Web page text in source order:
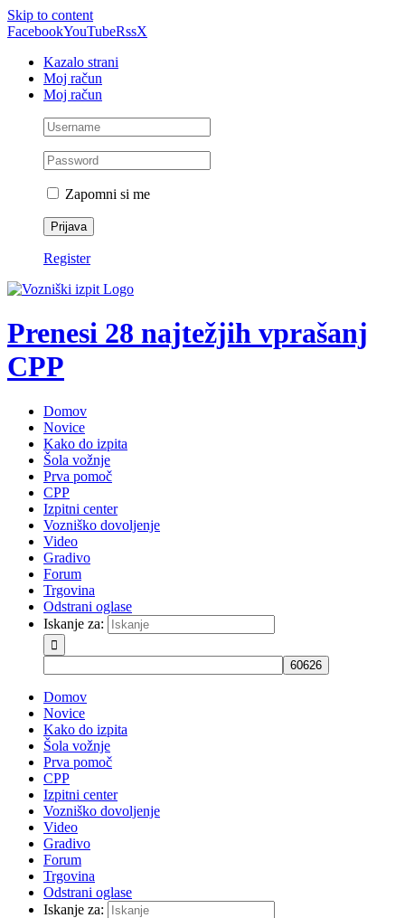
Skip to content
FacebookYouTubeRssX
Kazalo strani
Moj račun
Moj račun
Zapomni si me
Register
Prenesi 28 najtežjih vprašanj
CPP
Domov
Novice
Kako do izpita
Šola vožnje
Prva pomoč
CPP
Izpitni center
Vozniško dovoljenje
Video
Gradivo
Forum
Trgovina
Odstrani oglase
Iskanje za:
Domov
Novice
Kako do izpita
Šola vožnje
Prva pomoč
CPP
Izpitni center
Vozniško dovoljenje
Video
Gradivo
Forum
Trgovina
Odstrani oglase
Iskanje za: